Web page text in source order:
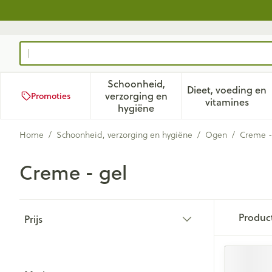
Product, merk, categorie...
Promoties
Schoonheid,
verzorging en
hygiëneToon submenu voor
Dieet, voeding en
vitamines
Toon
Home / Schoonheid, verzorging en hygiëne / Ogen / Creme
Creme - gel
Prijs